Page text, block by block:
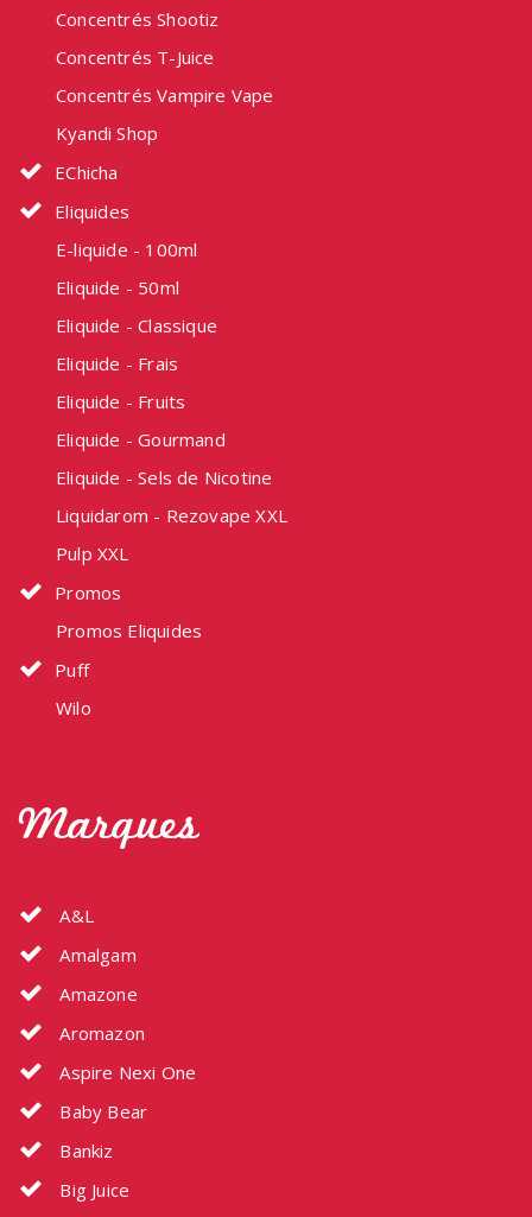
Concentrés Shootiz
Concentrés T-Juice
Concentrés Vampire Vape
Kyandi Shop
EChicha
Eliquides
E-liquide - 100ml
Eliquide - 50ml
Eliquide - Classique
Eliquide - Frais
Eliquide - Fruits
Eliquide - Gourmand
Eliquide - Sels de Nicotine
Liquidarom - Rezovape XXL
Pulp XXL
Promos
Promos Eliquides
Puff
Wilo
Marques
A&L
Amalgam
Amazone
Aromazon
Aspire Nexi One
Baby Bear
Bankiz
Big Juice